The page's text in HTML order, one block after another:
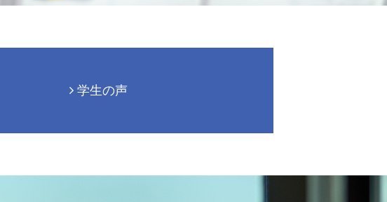
学生の声